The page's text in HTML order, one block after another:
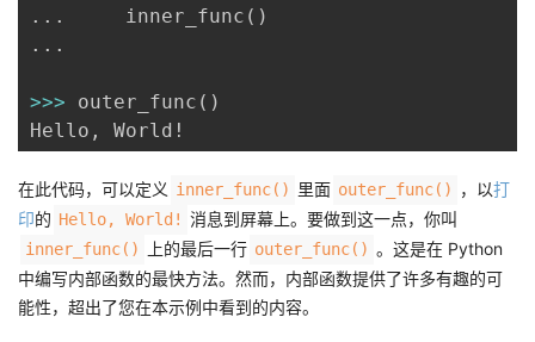
. . .
     inner_func
( )
. . .
>>> outer_func ( )
Hello ,
在此代码，可以定义 inner_func() 里面 outer_func() ，以打
印的 Hello, World! 消息到屏幕上。要做到这一点，你叫
inner_func() 上的最后一行 outer_func() 。这是在 Python
中编写内部函数的最快方法。然而，内部函数提供了许多有趣的可
能性，超出了您在本示例中看到的内容。